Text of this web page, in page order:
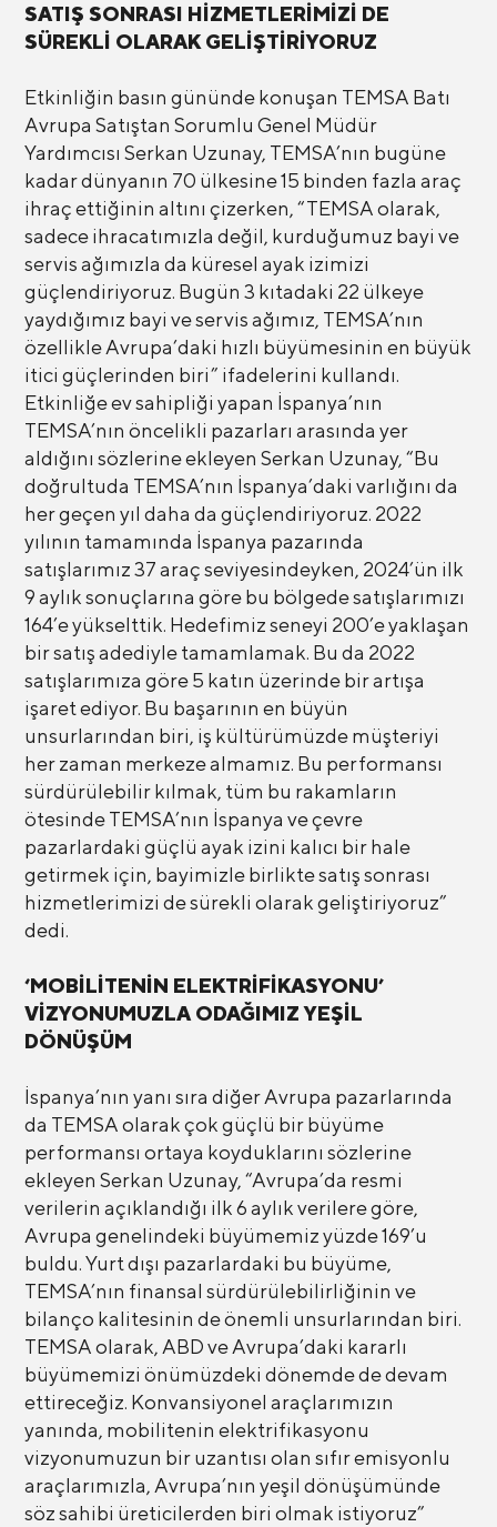
SATIŞ SONRASI HİZMETLERİMİZİ DE
SÜREKLİ OLARAK GELİŞTİRİYORUZ
Etkinliğin basın gününde konuşan TEMSA Batı
Avrupa Satıştan Sorumlu Genel Müdür
Yardımcısı Serkan Uzunay, TEMSA’nın bugüne
kadar dünyanın 70 ülkesine 15 binden fazla araç
ihraç ettiğinin altını çizerken, “TEMSA olarak,
sadece ihracatımızla değil, kurduğumuz bayi ve
servis ağımızla da küresel ayak izimizi
güçlendiriyoruz. Bugün 3 kıtadaki 22 ülkeye
yaydığımız bayi ve servis ağımız, TEMSA’nın
özellikle Avrupa’daki hızlı büyümesinin en büyük
itici güçlerinden biri” ifadelerini kullandı.
Etkinliğe ev sahipliği yapan İspanya’nın
TEMSA’nın öncelikli pazarları arasında yer
aldığını sözlerine ekleyen Serkan Uzunay, “Bu
doğrultuda TEMSA’nın İspanya’daki varlığını da
her geçen yıl daha da güçlendiriyoruz. 2022
yılının tamamında İspanya pazarında
satışlarımız 37 araç seviyesindeyken, 2024’ün ilk
9 aylık sonuçlarına göre bu bölgede satışlarımızı
164’e yükselttik. Hedefimiz seneyi 200’e yaklaşan
bir satış adediyle tamamlamak. Bu da 2022
satışlarımıza göre 5 katın üzerinde bir artışa
işaret ediyor. Bu başarının en büyün
unsurlarından biri, iş kültürümüzde müşteriyi
her zaman merkeze almamız. Bu performansı
sürdürülebilir kılmak, tüm bu rakamların
ötesinde TEMSA’nın İspanya ve çevre
pazarlardaki güçlü ayak izini kalıcı bir hale
getirmek için, bayimizle birlikte satış sonrası
hizmetlerimizi de sürekli olarak geliştiriyoruz”
dedi.
‘MOBİLİTENİN ELEKTRİFİKASYONU’
VİZYONUMUZLA ODAĞIMIZ YEŞİL
DÖNÜŞÜM
İspanya’nın yanı sıra diğer Avrupa pazarlarında
da TEMSA olarak çok güçlü bir büyüme
performansı ortaya koyduklarını sözlerine
ekleyen Serkan Uzunay, “Avrupa’da resmi
verilerin açıklandığı ilk 6 aylık verilere göre,
Avrupa genelindeki büyümemiz yüzde 169’u
buldu. Yurt dışı pazarlardaki bu büyüme,
TEMSA’nın finansal sürdürülebilirliğinin ve
bilanço kalitesinin de önemli unsurlarından biri.
TEMSA olarak, ABD ve Avrupa’daki kararlı
büyümemizi önümüzdeki dönemde de devam
ettireceğiz. Konvansiyonel araçlarımızın
yanında, mobilitenin elektrifikasyonu
vizyonumuzun bir uzantısı olan sıfır emisyonlu
araçlarımızla, Avrupa’nın yeşil dönüşümünde
söz sahibi üreticilerden biri olmak istiyoruz”